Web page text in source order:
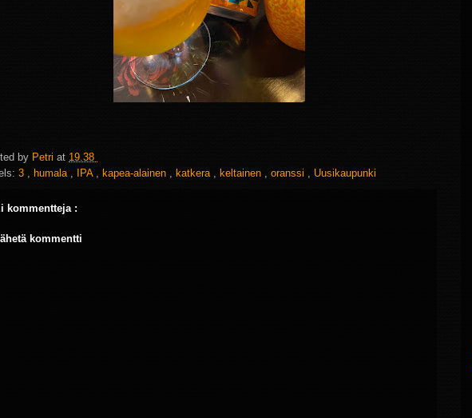
by Petri at 19.38
3 , humala , IPA , kapea-alainen , katkera , keltainen , oranssi , Uusikaupunki
kommentteja :
kommentti